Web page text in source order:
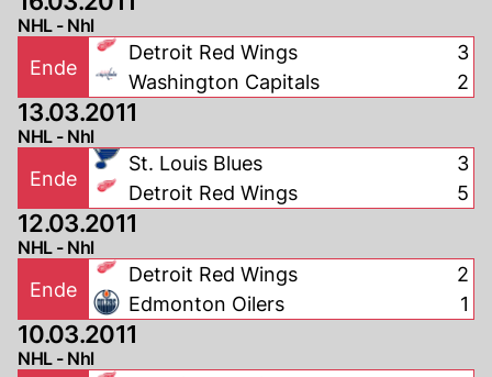
NHL - Nhl
Ende
Detroit Red Wings
Washington Capitals
3
2
13.03.2011
NHL - Nhl
Ende
St. Louis Blues
Detroit Red Wings
3
5
12.03.2011
NHL - Nhl
Ende
Detroit Red Wings
Edmonton Oilers
2
1
10.03.2011
NHL - Nhl